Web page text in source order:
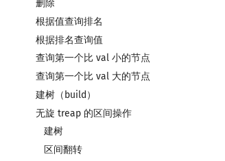
删除
根据值查询排名
根据排名查询值
查询第一个比 val 小的节点
查询第一个比 val 大的节点
建树（build）
无旋 treap 的区间操作
建树
区间翻转